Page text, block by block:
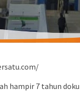
hampir 7 tahun